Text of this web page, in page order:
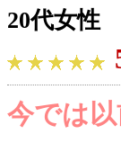
20代女性
今では